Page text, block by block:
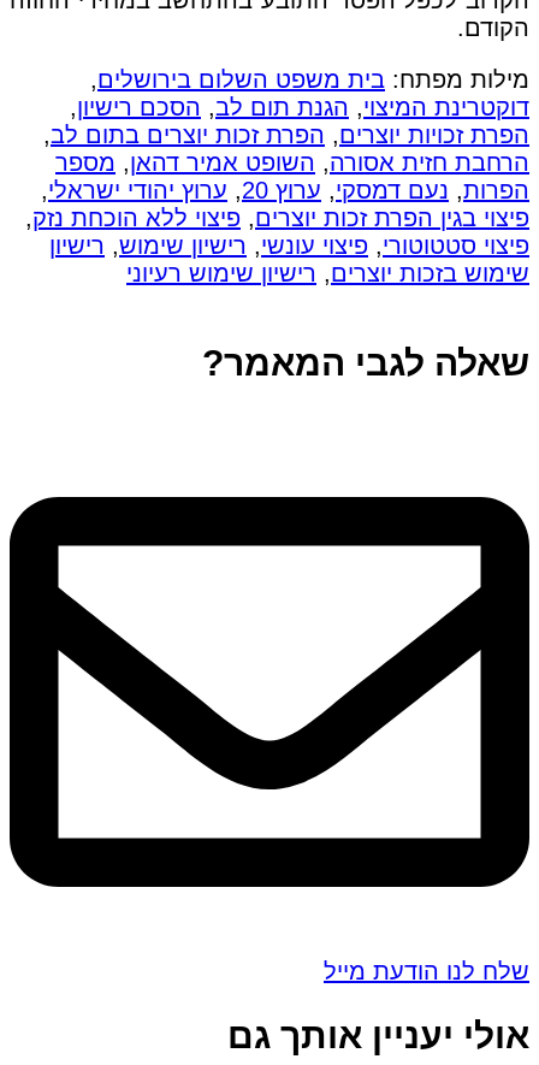
הקודם.
מילות מפתח: בית משפט השלום בירושלים,
דוקטרינת המיצוי, הגנת תום לב, הסכם רישיון,
הפרת זכויות יוצרים, הפרת זכות יוצרים בתום לב,
הרחבת חזית אסורה, השופט אמיר דהאן, מספר
הפרות, נעם דמסקי, ערוץ 20 , ערוץ יהודי ישראלי,
פיצוי בגין הפרת זכות יוצרים, פיצוי ללא הוכחת נזק,
פיצוי סטטוטורי, פיצוי עונשי, רישיון שימוש, רישיון
שימוש בזכות יוצרים, רישיון שימוש רעיוני
שאלה לגבי המאמר?
שלח לנו הודעת מייל
אולי יעניין אותך גם